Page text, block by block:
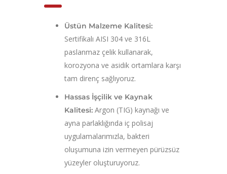
Üstün Malzeme Kalitesi:
Sertifikalı AISI 304 ve 316L
paslanmaz çelik kullanarak,
korozyona ve asidik ortamlara karşı
tam direnç sağlıyoruz.
Hassas İşçilik ve Kaynak
Kalitesi: Argon (TIG) kaynağı ve
ayna parlaklığında iç polisaj
uygulamalarımızla, bakteri
oluşumuna izin vermeyen pürüzsüz
yüzeyler oluşturuyoruz.